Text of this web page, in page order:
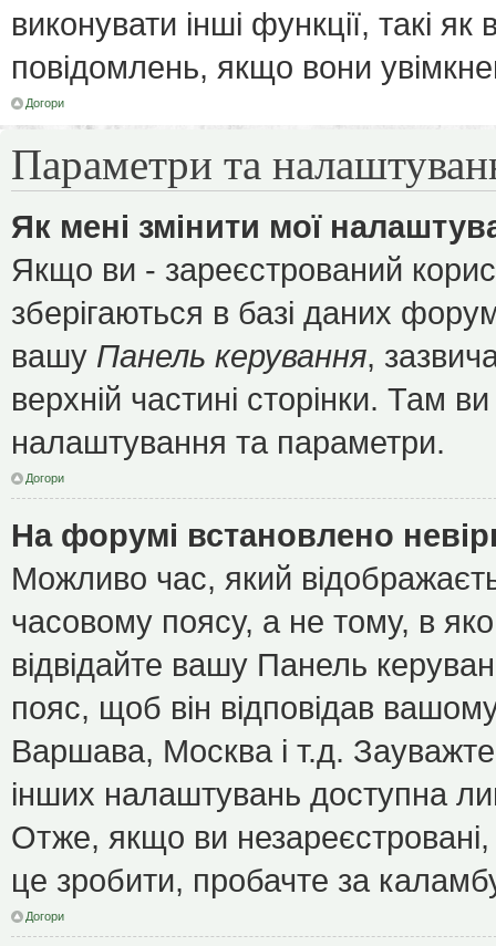
виконувати інші функції, такі
повідомлень, якщо вони
Догори
Параметри та
Як мені змінити мої
Якщо ви - зареєстрований
зберігаються в базі даних
вашу Панель керування,
верхній частині сторінки. Там
налаштування та параметри.
Догори
На форумі встановлено
Можливо час, який
часовому поясу, а не тому, в
відвідайте вашу Панель
пояс, щоб він відповідав
Варшава, Москва і т.д.
інших налаштувань доступна
Отже, якщо ви
це зробити, пробачте за
Догори